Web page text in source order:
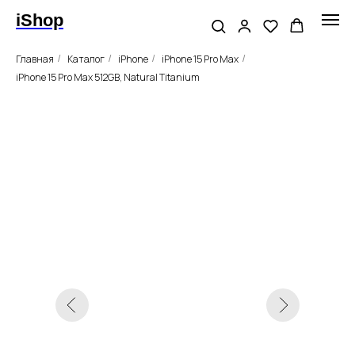
iShop
Главная / Каталог / iPhone / iPhone 15 Pro Max /
iPhone 15 Pro Max 512GB, Natural Titanium
128GB, «натуральный